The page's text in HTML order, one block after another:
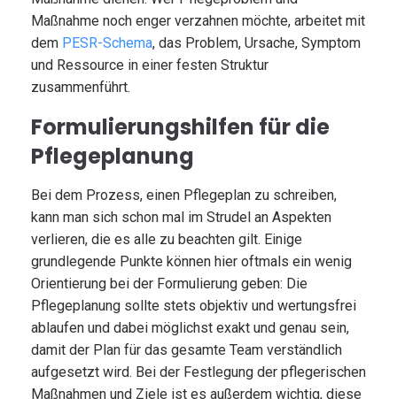
Maßnahme noch enger verzahnen möchte, arbeitet mit
dem PESR-Schema, das Problem, Ursache, Symptom
und Ressource in einer festen Struktur
zusammenführt.
Formulierungshilfen für die
Pflegeplanung
Bei dem Prozess, einen Pflegeplan zu schreiben,
kann man sich schon mal im Strudel an Aspekten
verlieren, die es alle zu beachten gilt. Einige
grundlegende Punkte können hier oftmals ein wenig
Orientierung bei der Formulierung geben: Die
Pflegeplanung sollte stets objektiv und wertungsfrei
ablaufen und dabei möglichst exakt und genau sein,
damit der Plan für das gesamte Team verständlich
aufgesetzt wird. Bei der Festlegung der pflegerischen
Maßnahmen und Ziele ist es außerdem wichtig, diese